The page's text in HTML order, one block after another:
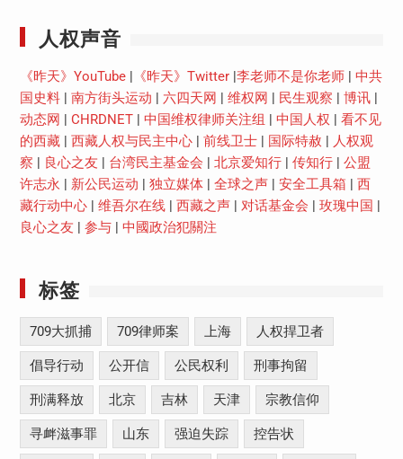
人权声音
《昨天》YouTube| 《昨天》Twitter| 李老师不是你老师| 中共
国史料| 南方街头运动 六四天网 维权网 民生观察 博讯|
动态网
CHRDNET| 中国维权律师关注组 中国人权
看不见
的西藏| 西藏人权与民主中心| 前线卫士| 国际特赦
人权观
察
良心之友 台湾民主基金会 北京爱知行| 传知行| 公盟
许志永
新公民运动 独立媒体| 全球之声| 安全工具箱
西
藏行动中心| 维吾尔在线| 西藏之声| 对话基金会 玫瑰中国
良心之友
参与| 中國政治犯關注
标签
709大抓捕 709律师案 上海 人权捍卫者
倡导行动 公开信 公民权利 刑事拘留
刑满释放 北京 吉林 天津 宗教信仰
寻衅滋事罪 山东 强迫失踪 控告状